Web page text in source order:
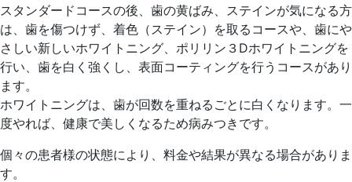
スタンダードコースの後、歯の黄ばみ、ステインが気になる方
は、歯を傷つけず、着色（ステイン）を取るコースや、歯にや
さしい新しいホワイトニング、ポリリン３Dホワイトニングを
行い、歯を白く強くし、表面コーティングを行うコースがあり
ます。
ホワイトニングは、歯が回数を重ねるごとに白くなります。一
度やれば、健康で美しくなるため病みつきです。
個々の患者様の状態により、料金や結果が異なる場合がありま
す。